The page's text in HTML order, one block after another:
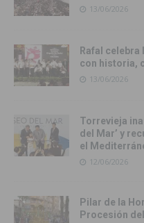
13/06/2026
Rafal celebra
con historia,
13/06/2026
Torrevieja
del Mar’ y
el
12/06/2026
Pilar de la
Procesión